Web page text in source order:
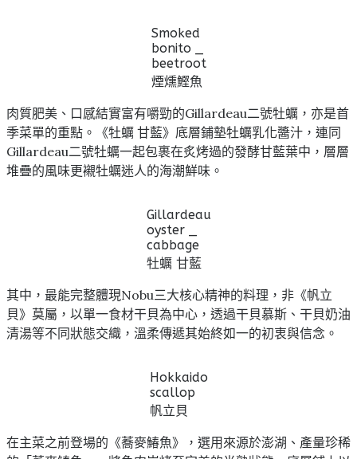
Smoked
bonito _
beetroot
煙燻鰹魚
肉質肥美、口感結實富有嚼勁的Gillardeau二號牡蠣，亦是首
季菜單的重點。《牡蠣 甘藍》底層鋪墊牡蠣乳化醬汁，連同
Gillardeau二號牡蠣一起包裹在炙烤過的發酵甘藍葉中，層層
堆疊的風味更襯牡蠣迷人的海潮鮮味。
Gillardeau
oyster _
cabbage
牡蠣 甘藍
其中，最能完整體現Nobu三大核心精神的料理，非《帆立
貝》莫屬，以單一食材干貝為中心，透過干貝慕斯、干貝奶油
清湯等不同狀態交織，溫柔傳遞其始終如一的初衷與信念。
Hokkaido
scallop
帆立貝
在主菜之前登場的《蕎麥鰆魚》，選用來源於澎湖、產量珍稀